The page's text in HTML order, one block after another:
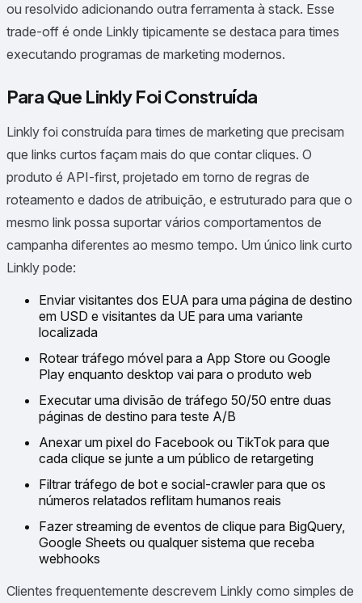
ou resolvido adicionando outra ferramenta à stack. Esse
trade-off é onde Linkly tipicamente se destaca para times
executando programas de marketing modernos.
Para Que Linkly Foi Construída
Linkly foi construída para times de marketing que precisam
que links curtos façam mais do que contar cliques. O
produto é API-first, projetado em torno de regras de
roteamento e dados de atribuição, e estruturado para que o
mesmo link possa suportar vários comportamentos de
campanha diferentes ao mesmo tempo. Um único link curto
Linkly pode:
Enviar visitantes dos EUA para uma página de destino
em USD e visitantes da UE para uma variante
localizada
Rotear tráfego móvel para a App Store ou Google
Play enquanto desktop vai para o produto web
Executar uma divisão de tráfego 50/50 entre duas
páginas de destino para teste A/B
Anexar um pixel do Facebook ou TikTok para que
cada clique se junte a um público de retargeting
Filtrar tráfego de bot e social-crawler para que os
números relatados reflitam humanos reais
Fazer streaming de eventos de clique para BigQuery,
Google Sheets ou qualquer sistema que receba
webhooks
Clientes frequentemente descrevem Linkly como simples de